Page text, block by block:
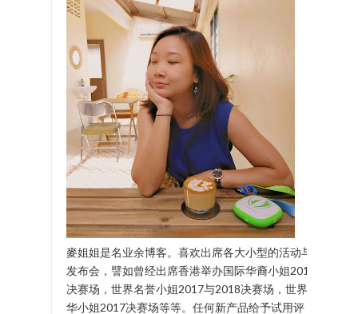
麥姐姐是名业余博客。喜欢出席各大小型的活动与
发布会，譬如曾经出席香港举办国际华裔小姐2017
决赛场，世界名誉小姐2017与2018决赛场，世界中
华小姐2017决赛场等等。任何新产品给予试用评